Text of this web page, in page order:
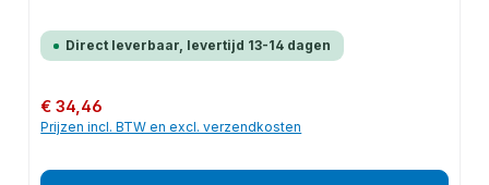
Direct leverbaar, levertijd 13-14 dagen
Normale prijs:
€ 34,46
Prijzen incl. BTW en excl. verzendkosten